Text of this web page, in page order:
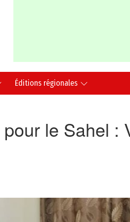
Éditions régionales
le Sahel :